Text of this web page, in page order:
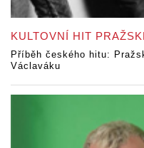
KULTOVNÍ HIT
Příběh českého hitu:
Václaváku